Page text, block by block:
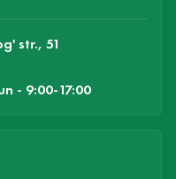
str., 51
- 9:00-17:00